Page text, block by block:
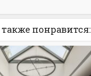
понравится: